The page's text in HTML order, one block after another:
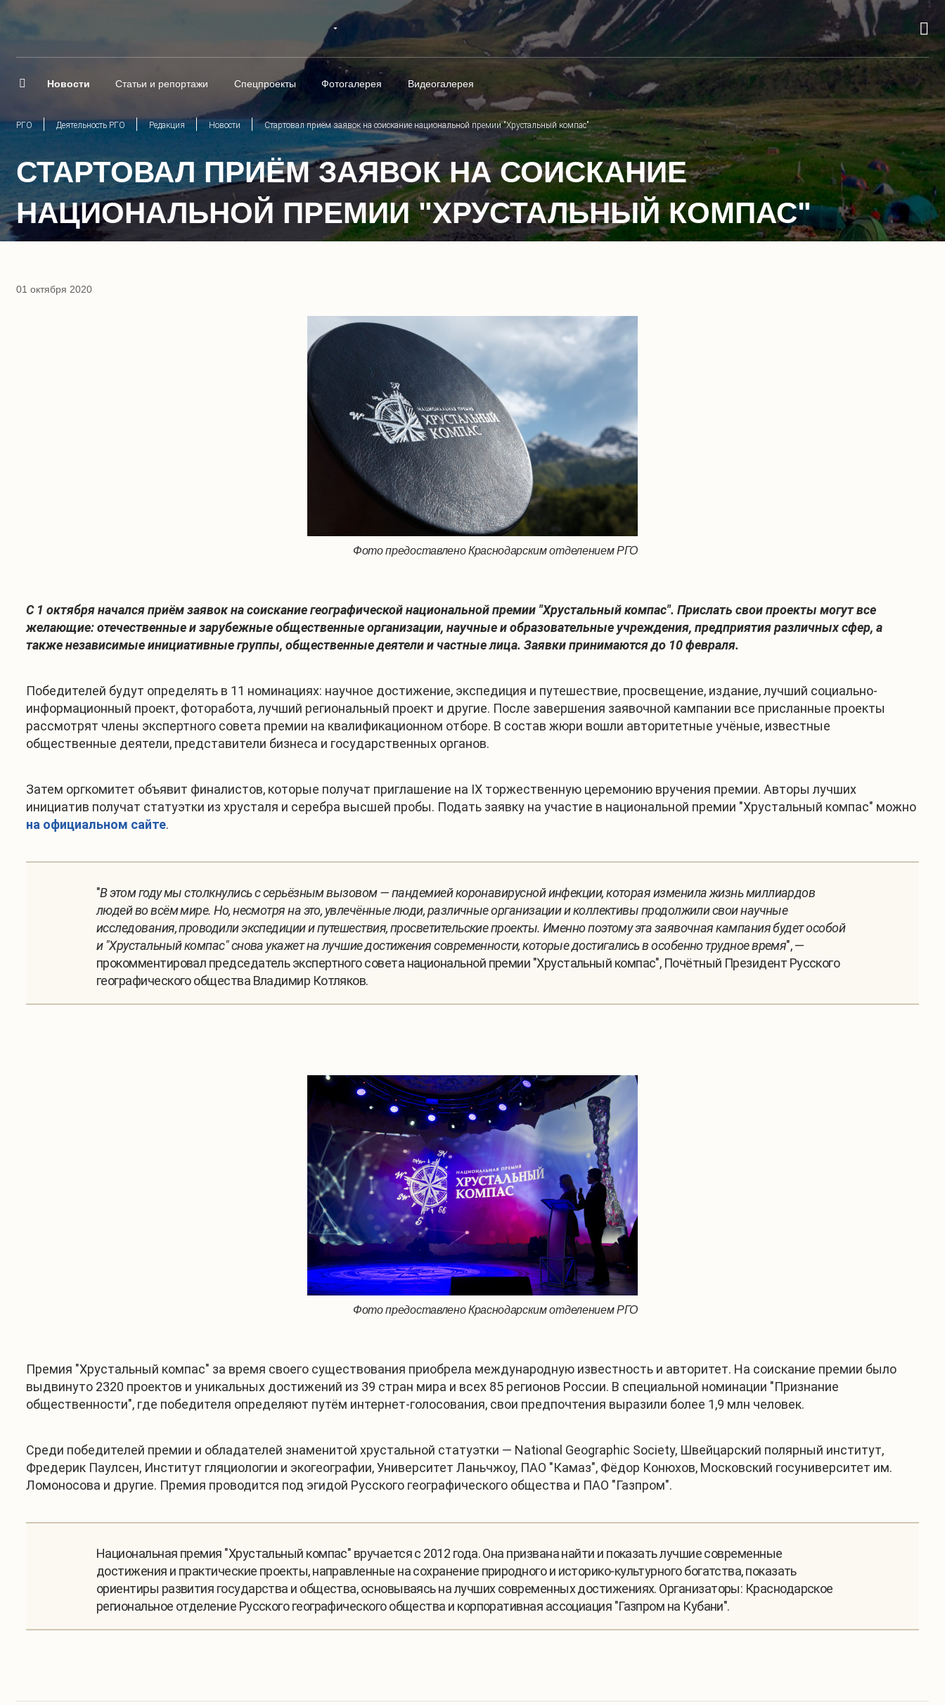
Новости Статьи и репортажи Спецпроекты Фотогалерея Видеогалерея
РГО Деятельность РГО Редакция Новости Стартовал приём заявок на соискание национальной премии "Хрустальный компас"
СТАРТОВАЛ ПРИЁМ ЗАЯВОК НА СОИСКАНИЕ
НАЦИОНАЛЬНОЙ ПРЕМИИ "ХРУСТАЛЬНЫЙ КОМПАС"
01 октября 2020
Фото предоставлено Краснодарским отделением РГО
С 1 октября начался приём заявок на соискание географической национальной премии "Хрустальный компас". Прислать свои проекты могут все
желающие: отечественные и зарубежные общественные организации, научные и образовательные учреждения, предприятия различных сфер, а
также независимые инициативные группы, общественные деятели и частные лица. Заявки принимаются до 10 февраля.
Победителей будут определять в 11 номинациях: научное достижение, экспедиция и путешествие, просвещение, издание, лучший социально-
информационный проект, фоторабота, лучший региональный проект и другие. После завершения заявочной кампании все присланные проекты
рассмотрят члены экспертного совета премии на квалификационном отборе. В состав жюри вошли авторитетные учёные, известные
общественные деятели, представители бизнеса и государственных органов.
Затем оргкомитет объявит финалистов, которые получат приглашение на IX торжественную церемонию вручения премии. Авторы лучших
инициатив получат статуэтки из хрусталя и серебра высшей пробы. Подать заявку на участие в национальной премии "Хрустальный компас" можно
на официальном сайте.
"В этом году мы столкнулись с серьёзным вызовом — пандемией коронавирусной инфекции, которая изменила жизнь миллиардов
людей во всём мире. Но, несмотря на это, увлечённые люди, различные организации и коллективы продолжили свои научные
исследования, проводили экспедиции и путешествия, просветительские проекты. Именно поэтому эта заявочная кампания будет особой
и "Хрустальный компас" снова укажет на лучшие достижения современности, которые достигались в особенно трудное время", —
прокомментировал председатель экспертного совета национальной премии "Хрустальный компас", Почётный Президент Русского
географического общества Владимир Котляков.
Фото предоставлено Краснодарским отделением РГО
Премия "Хрустальный компас" за время своего существования приобрела международную известность и авторитет. На соискание премии было
выдвинуто 2320 проектов и уникальных достижений из 39 стран мира и всех 85 регионов России. В специальной номинации "Признание
общественности", где победителя определяют путём интернет-голосования, свои предпочтения выразили более 1,9 млн человек.
Среди победителей премии и обладателей знаменитой хрустальной статуэтки — National Geographic Society, Швейцарский полярный институт,
Фредерик Паулсен, Институт гляциологии и экогеографии, Университет Ланьчжоу, ПАО "Камаз", Фёдор Конюхов, Московский госуниверситет им.
Ломоносова и другие. Премия проводится под эгидой Русского географического общества и ПАО "Газпром".
Национальная премия "Хрустальный компас" вручается с 2012 года. Она призвана найти и показать лучшие современные
достижения и практические проекты, направленные на сохранение природного и историко-культурного богатства, показать
ориентиры развития государства и общества, основываясь на лучших современных достижениях. Организаторы: Краснодарское
региональное отделение Русского географического общества и корпоративная ассоциация "Газпром на Кубани".